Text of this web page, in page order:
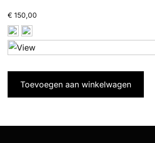
€ 150,00
Toevoegen aan winkelwagen